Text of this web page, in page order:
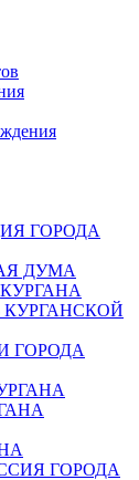
ГОРОДА
ДУМА
ГОРОДА
ГОРОДА